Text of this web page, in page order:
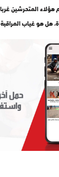
المتحرشين
هل هو غياب